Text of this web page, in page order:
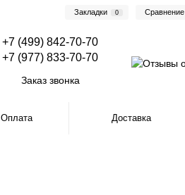
Закладки 0 Сравнение
+7 (499) 842-70-70
+7 (977) 833-70-70
Заказ звонка
Оплата Доставка